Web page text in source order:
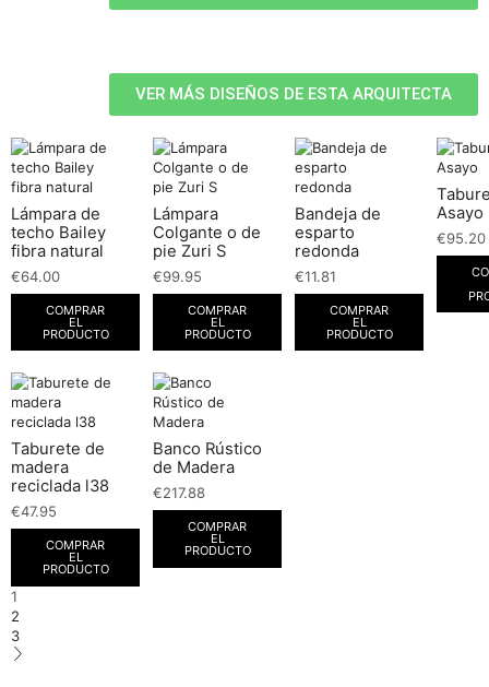
VER MÁS DISEÑOS DE ESTA ARQUITECTA
Lámpara de
techo Bailey
fibra natural
€64.00
COMPRAR
EL
PRODUCTO
Lámpara
Colgante o de
pie Zuri S
€99.95
COMPRAR
EL
PRODUCTO
Bandeja de
esparto
redonda
€11.81
COMPRAR
EL
PRODUCTO
Asayo
€95.20
Taburete de
madera
reciclada l38
€47.95
COMPRAR
EL
PRODUCTO
Banco Rústico
de Madera
€217.88
COMPRAR
EL
PRODUCTO
1
2
3